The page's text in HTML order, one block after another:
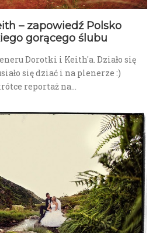
– zapowiedź Polsko
gorącego ślubu
Dorotki i Keith'a. Działo się
się dziać i na plenerze :)
reportaż na…